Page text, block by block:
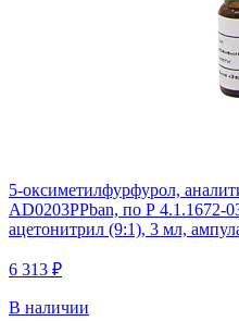
5-оксиметилфурфурол,
AD0203PPban, по Р 4.1.1672-
ацетонитрил (9:1), 3 мл,
6 313 ₽
В наличии